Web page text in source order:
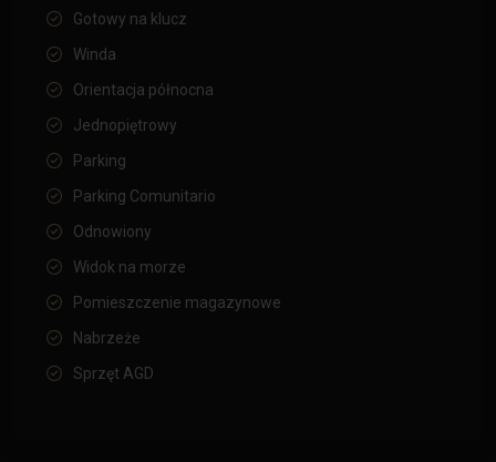
Gotowy na klucz
Winda
Orientacja północna
Jednopiętrowy
Parking
Parking Comunitario
Odnowiony
Widok na morze
Pomieszczenie magazynowe
Nabrzeże
Sprzęt AGD